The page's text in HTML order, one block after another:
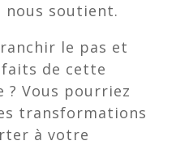
nous soutient.
le pas et
de cette
? Vous pourriez
transformations
à votre